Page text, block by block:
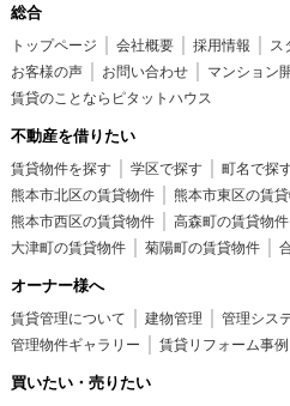
総合
トップページ 会社概要 採用情報 ス
お客様の声
お問い合わせ
マンション
賃貸のことならピタットハウス
不動産を借りたい
賃貸物件を探す 学区で探す 町名で探
熊本市北区の賃貸物件
熊本市東区の賃
熊本市西区の賃貸物件
高森町の賃貸物件
大津町の賃貸物件
菊陽町の賃貸物件
オーナー様へ
賃貸管理について 建物管理 管理シス
管理物件ギャラリー
賃貸リフォーム事例
買いたい・売りたい